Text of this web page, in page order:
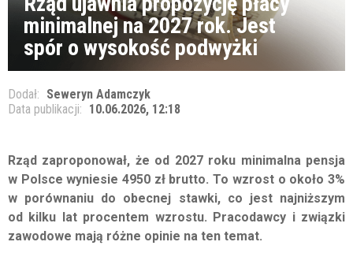
minimalnej na 2027 rok. Jest
spór o wysokość podwyżki
Dodał: Seweryn Adamczyk
Data publikacji: 10.06.2026, 12:18
Rząd zaproponował, że od 2027 roku minimalna pensja
w Polsce wyniesie 4950 zł brutto. To wzrost o około 3%
w porównaniu do obecnej stawki, co jest najniższym
od kilku lat procentem wzrostu. Pracodawcy i związki
zawodowe mają różne opinie na ten temat.